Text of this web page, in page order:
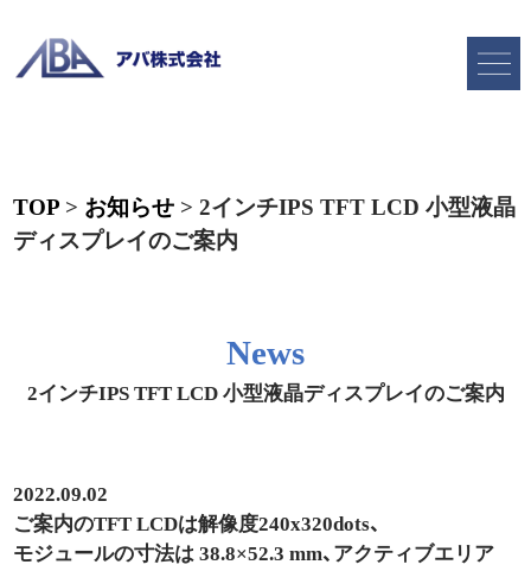
TOP > お知らせ >2インチIPS TFT LCD 小型液晶
ディスプレイのご案内
News
2インチIPS TFT LCD 小型液晶ディスプレイのご案内
2022.09.02
ご案内のTFT LCDは解像度240x320dots、
モジュールの寸法は 38.8×52.3 mm、アクティブエリア